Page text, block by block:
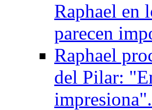
Raphael en
parecen
Raphael
del Pilar: